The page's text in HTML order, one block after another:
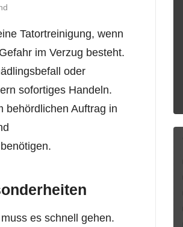
Tatortreinigung, wenn
im Verzug besteht.
oder
sofortiges Handeln.
behördlichen Auftrag in
es schnell gehen.